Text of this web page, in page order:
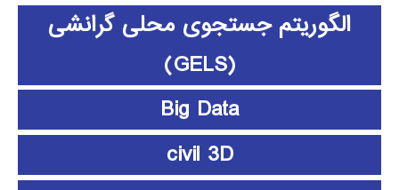
الگوریتم جستجوی محلی گرانشی
(GELS)
Big Data
civil 3D